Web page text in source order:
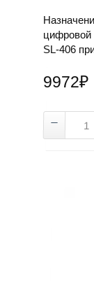
SL-406
9972₽